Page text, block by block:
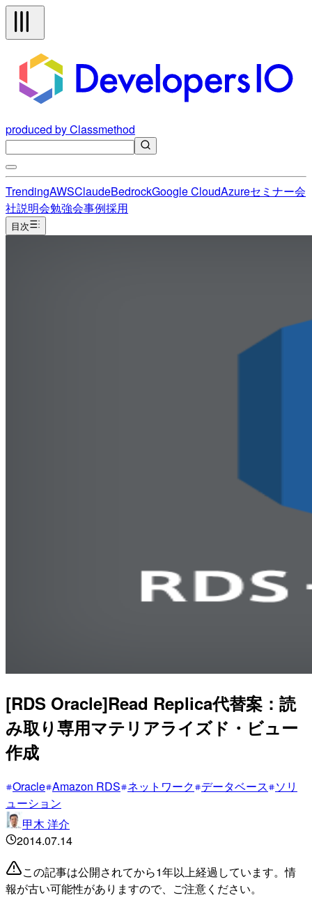
produced by Classmethod
TrendingAWSClaudeBedrockGoogle CloudAzureセミナー会
社説明会勉強会事例採用
目次
[RDS Oracle]Read Replica代替案：読
み取り専用マテリアライズド・ビュー
作成
Oracle Amazon RDS ネットワーク データベース
ソリ
ューション
甲木 洋介
2014.07.14
この記事は公開されてから1年以上経過しています。情
報が古い可能性がありますので、ご注意ください。